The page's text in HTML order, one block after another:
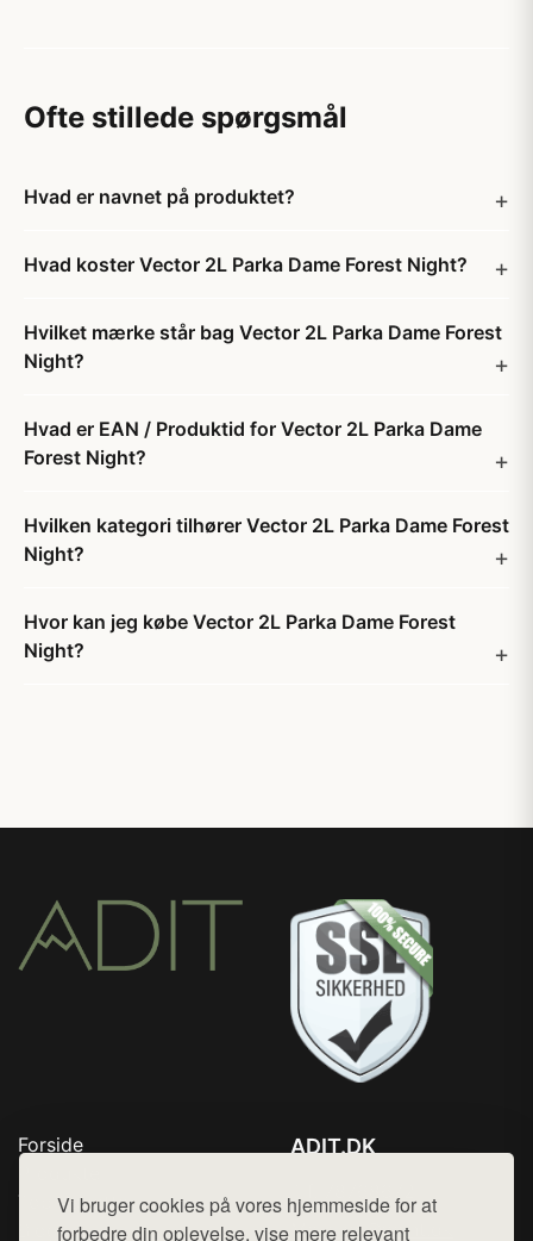
Vi bruger cookies på vores hjemmeside for at
forbedre din oplevelse, vise mere relevant
Ofte stillede spørgsmål
Hvad er navnet på produktet?
Hvad koster Vector 2L Parka Dame Forest Night?
Hvilket mærke står bag Vector 2L Parka Dame Forest
Night?
Hvad er EAN / Produktid for Vector 2L Parka Dame
Forest Night?
Hvilken kategori tilhører Vector 2L Parka Dame Forest
Night?
Hvor kan jeg købe Vector 2L Parka Dame Forest
Night?
Forside
Top Rabatter
Blog
ADIT.DK
Mail: hej@want.dk